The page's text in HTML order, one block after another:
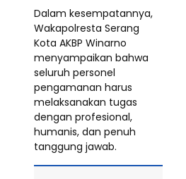
Dalam kesempatannya,
Wakapolresta Serang
Kota AKBP Winarno
menyampaikan bahwa
seluruh personel
pengamanan harus
melaksanakan tugas
dengan profesional,
humanis, dan penuh
tanggung jawab.